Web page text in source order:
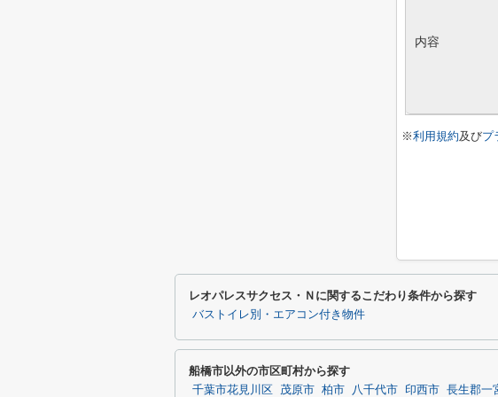
内容
※利用規約及びプ
レオパレスサクセス・Ｎに関するこだわり条件から探す
バストイレ別・エアコン付き物件
船橋市以外の市区町村から探す
千葉市花見川区 茂原市 柏市 八千代市 印西市 長生郡一